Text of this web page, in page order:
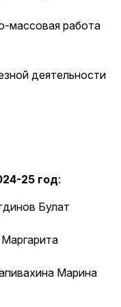
массовая работа
деятельности
25 год:
Булат
Марина